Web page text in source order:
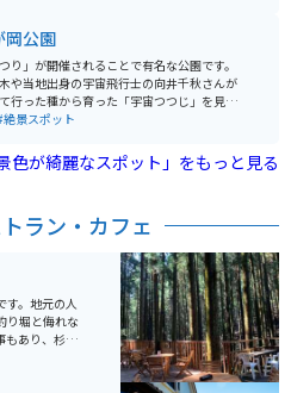
〜24:00頃まで幻想的な雰囲気を楽しめま
だ空気の中で見る光景は特に美しく、訪れ
。無料駐車場もあり、車やバイクでのアク
くツーリングの立ち寄りにもおすすめ。
岡公園
り」が開催されることで有名な公園です。
や当地出身の宇宙飛行士の向井千秋さんが
行った種から育った「宇宙つつじ」を見る
す。その他にも満開の時期が少しずれる、
絶景スポット
色が綺麗なスポット」をもっと見る
ラン・カフェ
す。地元の人
り堀と侮れな
もあり、杉林
て、食事や